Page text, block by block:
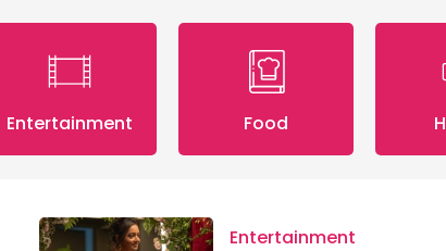
Entertainment Food
Entertainment